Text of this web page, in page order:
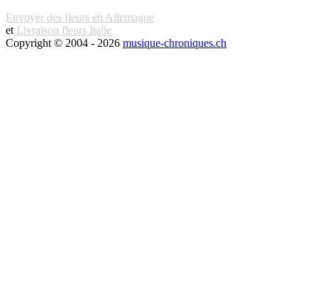
Envoyer des fleurs en Allemagne
et Livraison fleurs Italie
Copyright © 2004 - 2026 musique-chroniques.ch